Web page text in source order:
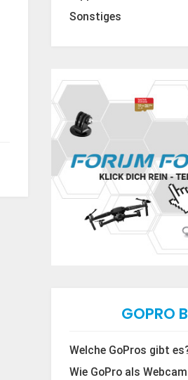
Sonstiges
GOPRO
Welche GoPros gibt
Wie GoPro als